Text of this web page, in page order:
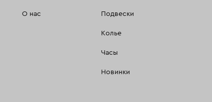
О нас Подвески
Колье
Часы
Новинки